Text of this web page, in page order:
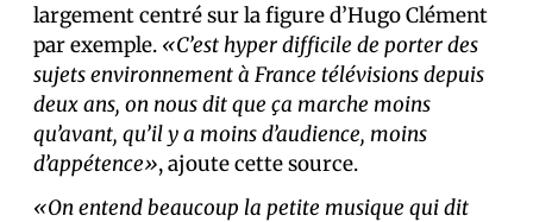
largement centré sur la figure d’Hugo Clément
par exemple. «C’est hyper difficile de porter des
sujets environnement à France télévisions depuis
deux ans, on nous dit que ça marche moins
qu’avant, qu’il y a moins d’audience, moins
d’appétence», ajoute cette source.
«On entend beaucoup la petite musique qui dit